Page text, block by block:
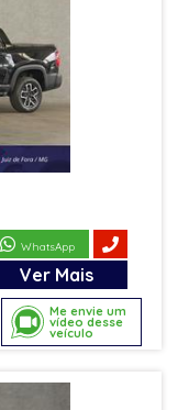
Me envie um
vídeo desse
veículo
WhatsApp
Ver Mais